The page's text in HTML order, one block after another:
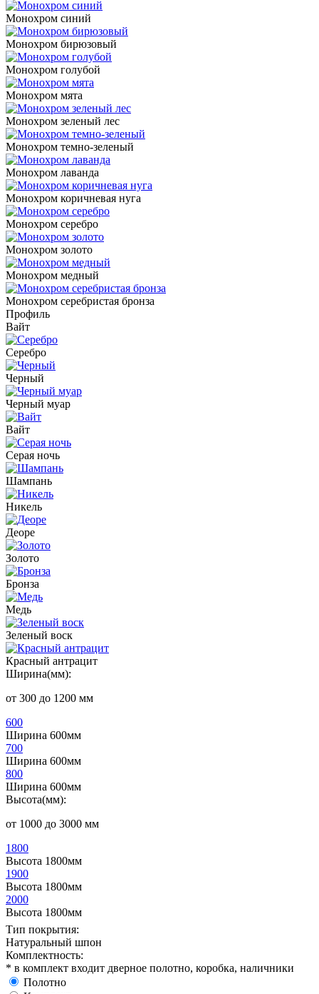
Монохром синий
Монохром бирюзовый
Монохром голубой
Монохром мята
Монохром зеленый лес
Монохром темно-зеленый
Монохром лаванда
Монохром коричневая нуга
Монохром серебро
Монохром золото
Монохром медный
Монохром серебристая бронза
Профиль
Вайт
Серебро
Черный
Черный муар
Вайт
Серая ночь
Шампань
Никель
Деоре
Золото
Бронза
Медь
Зеленый воск
Красный антрацит
Ширина(мм):
от 300 до 1200 мм
600
Ширина 600мм
700
Ширина 600мм
800
Ширина 600мм
Высота(мм):
от 1000 до 3000 мм
1800
Высота 1800мм
1900
Высота 1800мм
2000
Высота 1800мм
Тип покрытия:
Натуральный шпон
Комплектность:
* в комплект входит дверное полотно, коробка, наличники
Полотно